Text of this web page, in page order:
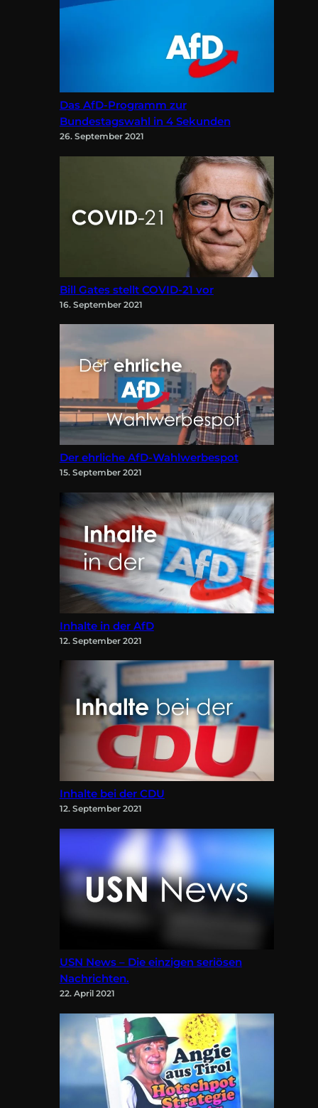
Das AfD-Programm zur
Bundestagswahl in 4 Sekunden
26. September 2021
Bill Gates stellt COVID-21 vor
16. September 2021
Der ehrliche AfD-Wahlwerbespot
15. September 2021
Inhalte in der AfD
12. September 2021
Inhalte bei der CDU
12. September 2021
USN News – Die einzigen seriösen
Nachrichten.
22. April 2021